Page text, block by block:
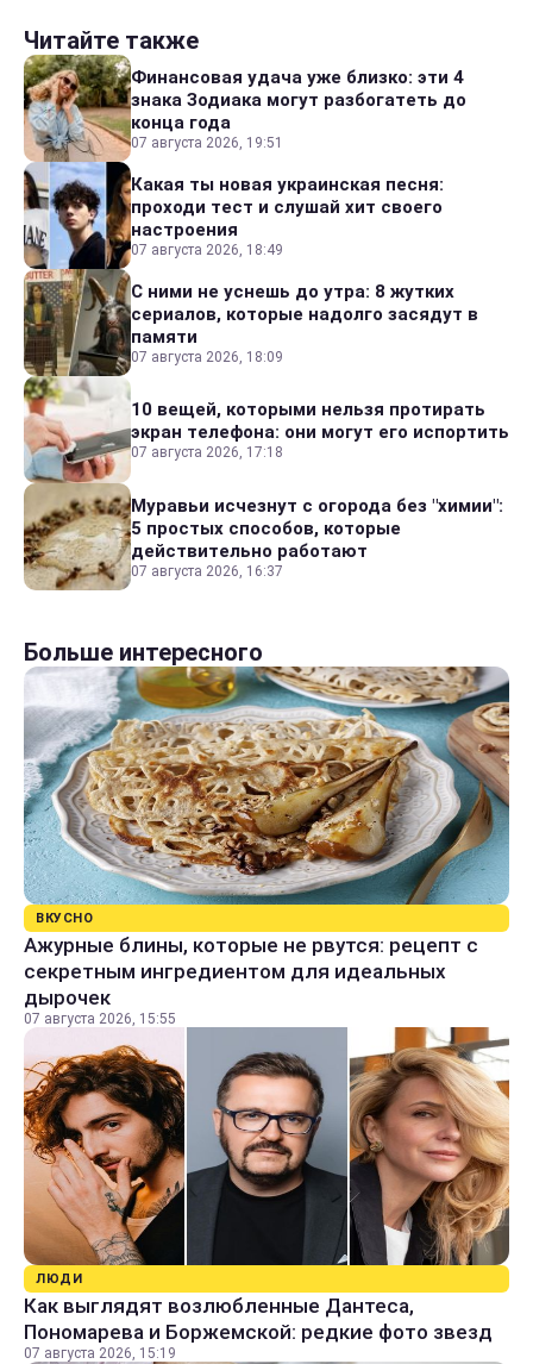
Читайте также
Финансовая удача уже близко: эти 4
знака Зодиака могут разбогатеть до
конца года
07 августа 2026, 19:51
Какая ты новая украинская песня:
проходи тест и слушай хит своего
настроения
07 августа 2026, 18:49
С ними не уснешь до утра: 8 жутких
сериалов, которые надолго засядут в
памяти
07 августа 2026, 18:09
10 вещей, которыми нельзя протирать
экран телефона: они могут его испортить
07 августа 2026, 17:18
Муравьи исчезнут с огорода без "химии":
5 простых способов, которые
действительно работают
07 августа 2026, 16:37
Больше интересного
ВКУСНО
Ажурные блины, которые не рвутся: рецепт с
секретным ингредиентом для идеальных
дырочек
07 августа 2026, 15:55
ЛЮДИ
Как выглядят возлюбленные Дантеса,
Пономарева и Боржемской: редкие фото звезд
07 августа 2026, 15:19